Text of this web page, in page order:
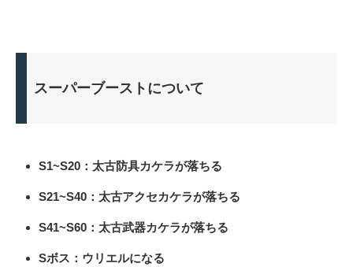
スーパーブーストについて
S1~S20：太古防具カケラが落ちる
S21~S40：太古アクセカケラが落ちる
S41~S60：太古武器カケラが落ちる
Sボス：ウリエルになる